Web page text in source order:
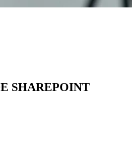
SHAREPOINT